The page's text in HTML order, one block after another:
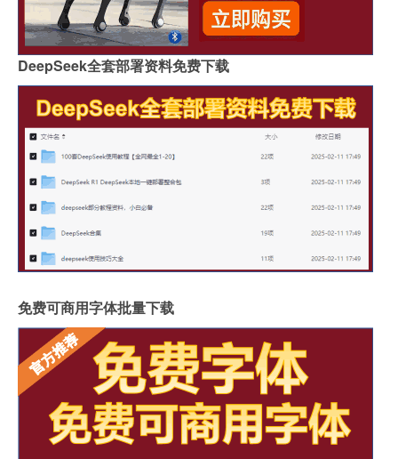
DeepSeek全套部署资料免费下载
免费可商用字体批量下载